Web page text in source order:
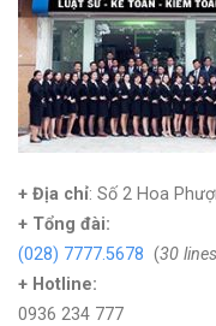
+ Địa chỉ: Số 2 Hoa
+ Tổng đài:
(028) 7777.5678 (30 lines
+ Hotline:
0936 234 777